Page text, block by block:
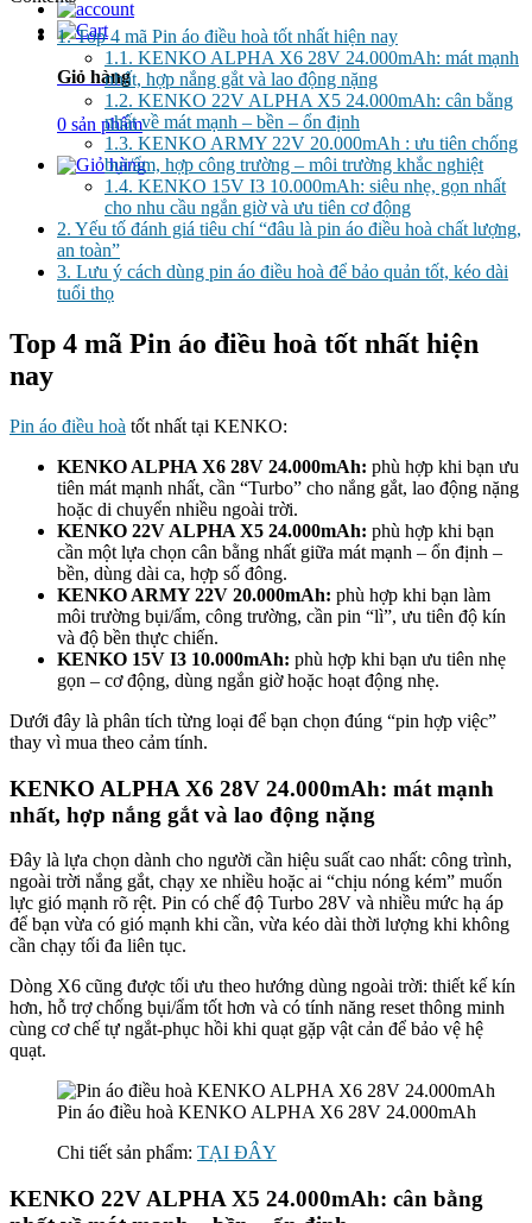
Giỏ hàng
0 sản phẩm
1.Top 4 mã Pin áo điều hoà tốt nhất hiện nay
1.1. KENKO ALPHA X6 28V 24.000mAh: mát mạnh
nhất, hợp nắng gắt và lao động nặng
1.2. KENKO 22V ALPHA X5 24.000mAh: cân bằng
nhất về mát mạnh – bền – ổn định
1.3. KENKO ARMY 22V 20.000mAh : ưu tiên chống
bụi/ẩm, hợp công trường – môi trường khắc nghiệt
1.4. KENKO 15V I3 10.000mAh: siêu nhẹ, gọn nhất
cho nhu cầu ngắn giờ và ưu tiên cơ động
2. Yếu tố đánh giá tiêu chí “đâu là pin áo điều hoà chất lượng,
an toàn”
3. Lưu ý cách dùng pin áo điều hoà để bảo quản tốt, kéo dài
tuổi thọ
Top 4 mã Pin áo điều hoà tốt nhất hiện
nay
Pin áo điều hoà tốt nhất tại KENKO:
KENKO ALPHA X6 28V 24.000mAh: phù hợp khi bạn ưu
tiên mát mạnh nhất, cần “Turbo” cho nắng gắt, lao động nặng
hoặc di chuyển nhiều ngoài trời.
KENKO 22V ALPHA X5 24.000mAh: phù hợp khi bạn
cần một lựa chọn cân bằng nhất giữa mát mạnh – ổn định –
bền, dùng dài ca, hợp số đông.
KENKO ARMY 22V 20.000mAh: phù hợp khi bạn làm
môi trường bụi/ẩm, công trường, cần pin “lì”, ưu tiên độ kín
và độ bền thực chiến.
KENKO 15V I3 10.000mAh: phù hợp khi bạn ưu tiên nhẹ
gọn – cơ động, dùng ngắn giờ hoặc hoạt động nhẹ.
Dưới đây là phân tích từng loại để bạn chọn đúng “pin hợp việc”
thay vì mua theo cảm tính.
KENKO ALPHA X6 28V 24.000mAh: mát mạnh
nhất, hợp nắng gắt và lao động nặng
Đây là lựa chọn dành cho người cần hiệu suất cao nhất: công trình,
ngoài trời nắng gắt, chạy xe nhiều hoặc ai “chịu nóng kém” muốn
lực gió mạnh rõ rệt. Pin có chế độ Turbo 28V và nhiều mức hạ áp
để bạn vừa có gió mạnh khi cần, vừa kéo dài thời lượng khi không
cần chạy tối đa liên tục.
Dòng X6 cũng được tối ưu theo hướng dùng ngoài trời: thiết kế kín
hơn, hỗ trợ chống bụi/ẩm tốt hơn và có tính năng reset thông minh
cùng cơ chế tự ngắt-phục hồi khi quạt gặp vật cản để bảo vệ hệ
quạt.
Pin áo điều hoà KENKO ALPHA X6 28V 24.000mAh
Chi tiết sản phẩm: TẠI ĐÂY
KENKO 22V ALPHA X5 24.000mAh: cân bằng